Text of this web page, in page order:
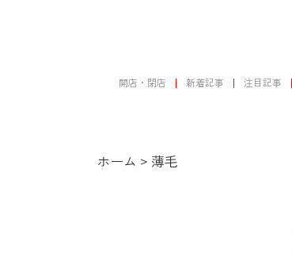
開店・閉店 新着記事 注目記事
ホーム > 薄毛